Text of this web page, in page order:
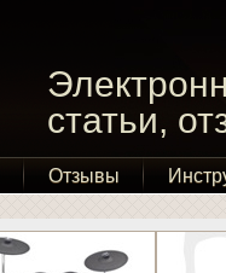
статьи,
Отзывы